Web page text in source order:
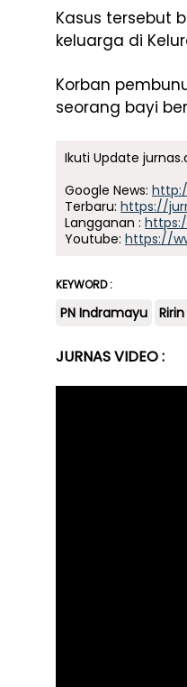
Kasus tersebut
keluarga di
Korban
seorang bayi
Ikuti Update
Google News:
Terbaru: https://
Langganan :
Youtube: https://
KEYWORD :
PN Indramayu
JURNAS VIDEO :